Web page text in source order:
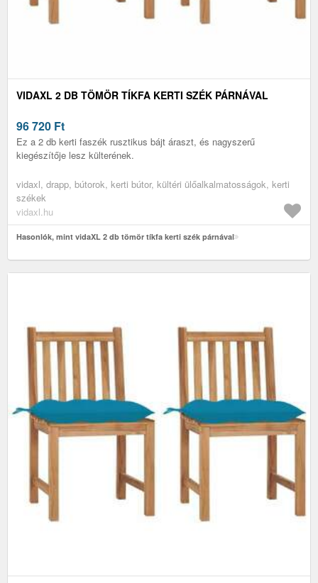
VIDAXL 2 DB TÖMÖR TÍKFA KERTI SZÉK PÁRNÁVAL
96 720 Ft
Ez a 2 db kerti faszék rusztikus bájt áraszt, és nagyszerű
kiegészítője lesz külterének.
vidaxl, drapp, bútorok, kerti bútor, kültéri ülőalkalmatosságok, kerti
székek
vidaxl.hu
Hasonlók, mint vidaXL 2 db tömör tíkfa kerti szék párnával